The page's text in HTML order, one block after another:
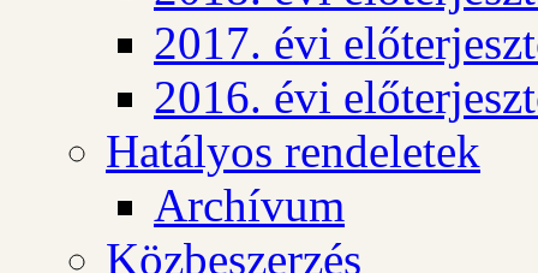
2017. évi
2016. évi
Hatályos rendeletek
Archívum
Közbeszerzés